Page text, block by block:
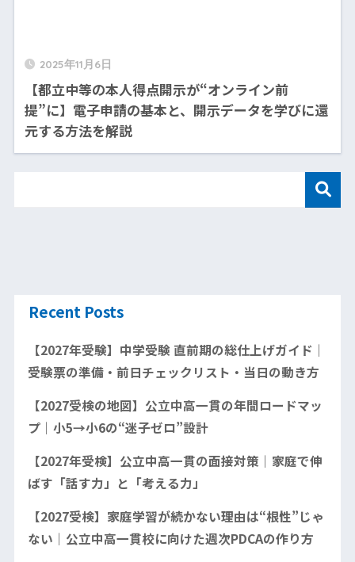
2025年11月6日
【都立中等の本人得点開示が“オンライン前
提”に】電子申請の基本と、開示データを学びに還
元する方法を解説
Recent Posts
【2027年受験】中学受験 直前期の総仕上げガイド｜
受験票の準備・前日チェックリスト・当日の動き方
【2027受検の地図】公立中高一貫の年間ロードマッ
プ｜小5→小6の“迷子ゼロ”設計
【2027年受検】公立中高一貫の面接対策｜家庭で伸
ばす「話す力」と「考える力」
【2027受検】家庭学習が続かない理由は“根性”じゃ
ない｜公立中高一貫校に向けた週次PDCAの作り方